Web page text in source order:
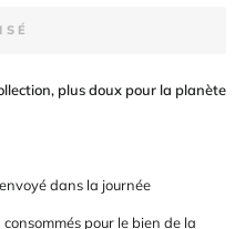
plus doux pour la planète
dans la journée
consommés pour le bien de la